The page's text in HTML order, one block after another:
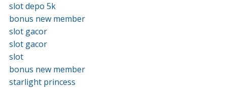
slot depo 5k
bonus new member
slot gacor
slot gacor
slot
bonus new member
starlight princess